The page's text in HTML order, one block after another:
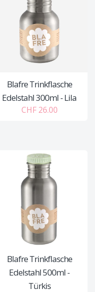
Blafre Trinkflasche
Edelstahl 300ml - Lila
CHF 26.00
Blafre Trinkflasche
Edelstahl 500ml -
Türkis